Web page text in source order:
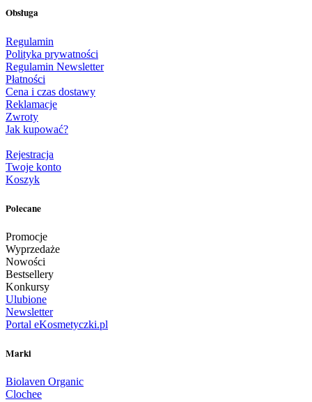
Obsługa
Regulamin
Polityka prywatności
Regulamin Newsletter
Płatności
Cena i czas dostawy
Reklamacje
Zwroty
Jak kupować?
Rejestracja
Twoje konto
Koszyk
Polecane
Promocje
Wyprzedaże
Nowości
Bestsellery
Konkursy
Ulubione
Newsletter
Portal eKosmetyczki.pl
Marki
Biolaven Organic
Clochee